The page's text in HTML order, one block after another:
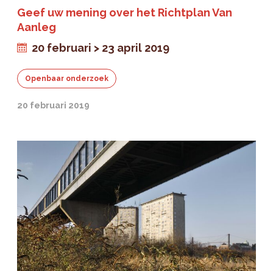
Geef uw mening over het Richtplan Van
Aanleg
20 februari > 23 april 2019
Openbaar onderzoek
20 februari 2019